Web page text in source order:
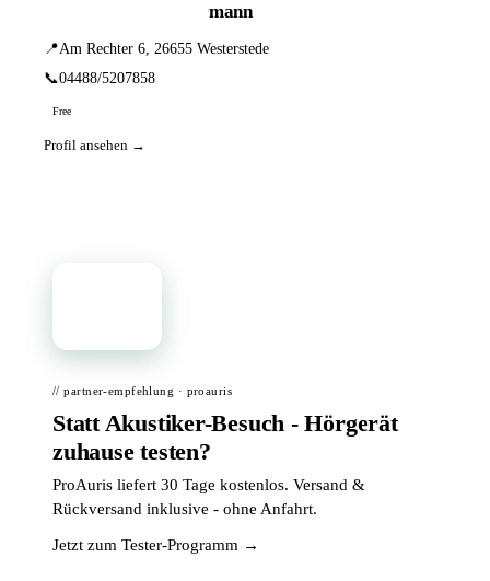
Hörsysteme von Isermann
📍Am Rechter 6, 26655 Westerstede
📞04488/5207858
Free
Profil ansehen →
// partner-empfehlung · proauris
Statt Akustiker-Besuch - Hörgerät
zuhause testen?
ProAuris liefert 30 Tage kostenlos. Versand &
Rückversand inklusive - ohne Anfahrt.
Jetzt zum Tester-Programm →